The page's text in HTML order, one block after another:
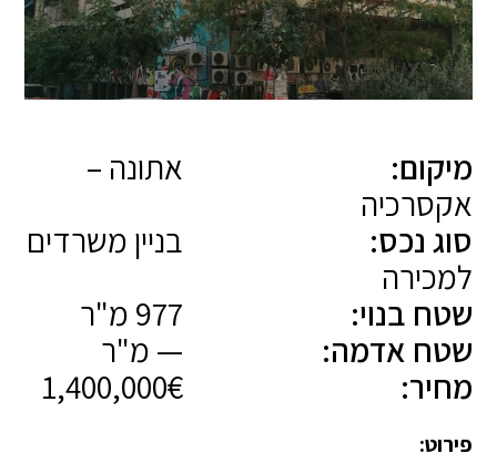
מיקום:
אתונה –
אקסרכיה
סוג נכס:
בניין משרדים
למכירה
שטח בנוי:
שטח אדמה:
— מ"ר
מחיר:
1,400,000€
פירוט: